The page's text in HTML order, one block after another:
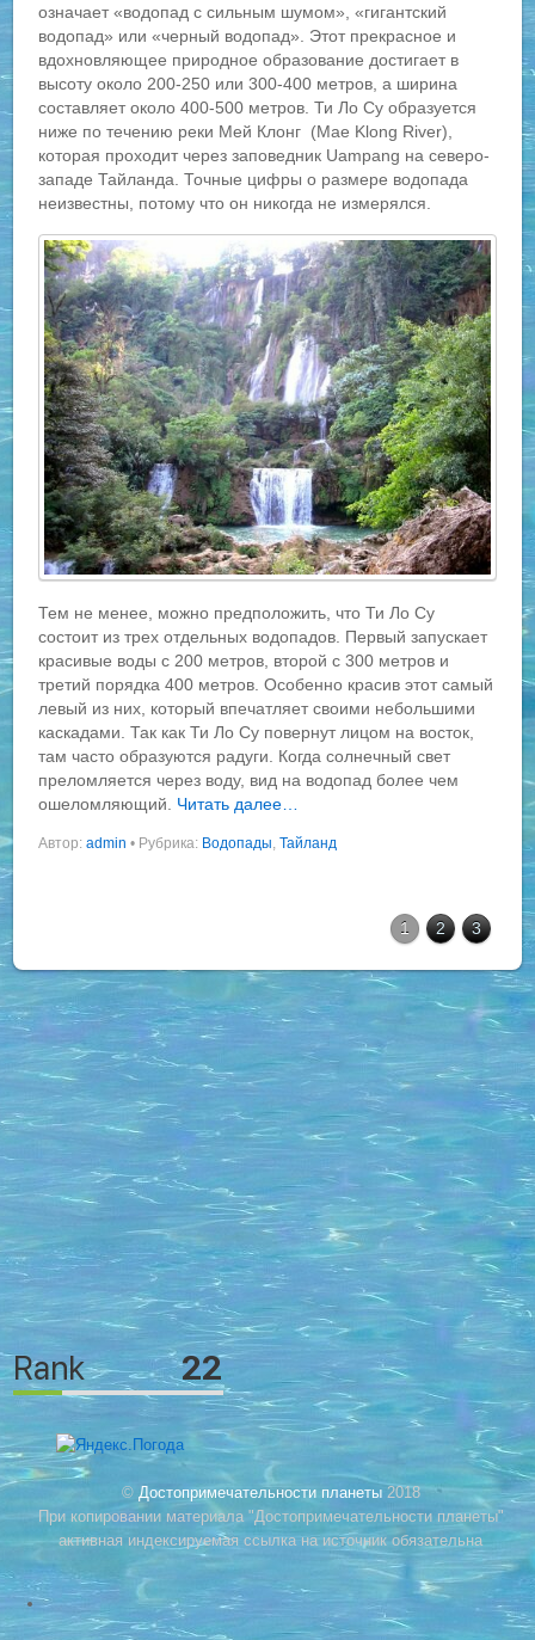
означает «водопад с сильным шумом», «гигантский
водопад» или «черный водопад». Этот прекрасное и
вдохновляющее природное образование достигает в
высоту около 200-250 или 300-400 метров, а ширина
составляет около 400-500 метров. Ти Ло Су образуется
ниже по течению реки Мей Клонг (Mae Klong River),
которая проходит через заповедник Uampang на северо-
западе Тайланда. Точные цифры о размере водопада
неизвестны, потому что он никогда не измерялся.
Тем не менее, можно предположить, что Ти Ло Су
состоит из трех отдельных водопадов. Первый запускает
красивые воды с 200 метров, второй с 300 метров и
третий порядка 400 метров. Особенно красив этот самый
левый из них, который впечатляет своими небольшими
каскадами. Так как Ти Ло Су повернут лицом на восток,
там часто образуются радуги. Когда солнечный свет
преломляется через воду, вид на водопад более чем
ошеломляющий. Читать далее…
Автор:admin • Рубрика: Водопады,Тайланд
1 2 3
© Достопримечательности планеты2018
При копировании материала "Достопримечательности планеты"
активная индексируемая ссылка на источник обязательна